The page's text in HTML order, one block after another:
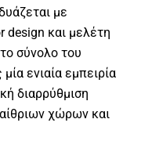
με
και μελέτη
σύνολο του
ενιαία εμπειρία
διαρρύθμιση
χώρων και